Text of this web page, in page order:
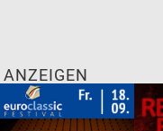
ANZEIGEN